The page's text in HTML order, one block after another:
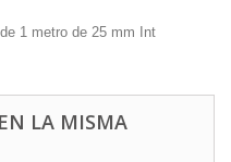
1 metro de 25 mm Int
LA MISMA